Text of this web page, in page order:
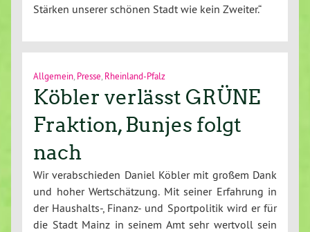
Stärken unserer schönen Stadt wie kein Zweiter.“
Allgemein Presse Rheinland-Pfalz
Köbler verlässt GRÜNE
Fraktion, Bunjes folgt
nach
Wir verabschieden Daniel Köbler mit großem Dank
und hoher Wertschätzung. Mit seiner Erfahrung in
der Haushalts-, Finanz- und Sportpolitik wird er für
die Stadt Mainz in seinem Amt sehr wertvoll sein